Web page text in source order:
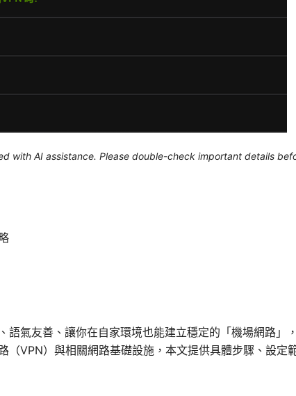
with AI assistance. Please double-check important details
語氣友善、讓你在自家環境也能建立穩定的「機場網路」
（VPN）與相關網路基礎設施，本文提供具體步驟、設定